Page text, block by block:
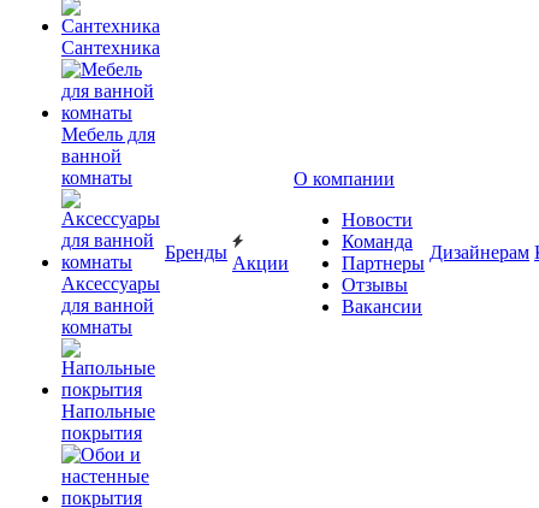
Сантехника
Мебель для
ванной
комнаты
Аксессуары
для ванной
комнаты
Напольные
покрытия
Бренды
Акции
О компании
Новости
Команда
Партнеры
Отзывы
Вакансии
Дизайнерам